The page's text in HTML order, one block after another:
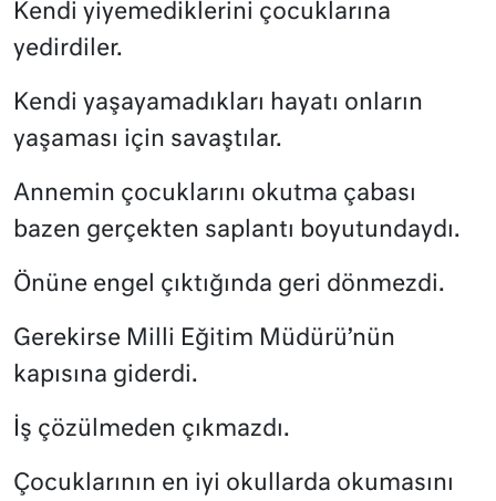
Kendi yiyemediklerini çocuklarına
yedirdiler.
Kendi yaşayamadıkları hayatı onların
yaşaması için savaştılar.
Annemin çocuklarını okutma çabası
bazen gerçekten saplantı boyutundaydı.
Önüne engel çıktığında geri dönmezdi.
Gerekirse Milli Eğitim Müdürü’nün
kapısına giderdi.
İş çözülmeden çıkmazdı.
Çocuklarının en iyi okullarda okumasını